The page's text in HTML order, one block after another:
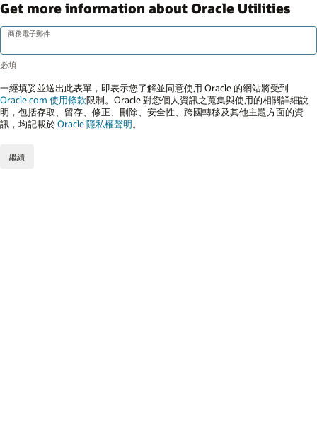
Get more information about Oracle Utilities
商務電子郵件
一經填妥並送出此表單，即表示您了解並同意使用 Oracle 的網站將受到
Oracle.com 使用條款限制。Oracle 對您個人資訊之蒐集與使用的相關詳細說
明，包括存取、留存、修正、刪除、安全性、跨國轉移及其他主題方面的資
訊，均記載於Oracle 隱私權聲明。
繼續